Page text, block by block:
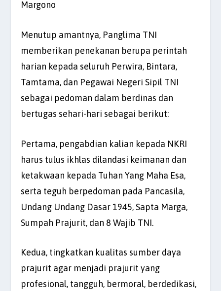
Margono
Menutup amantnya, Panglima TNI
memberikan penekanan berupa perintah
harian kepada seluruh Perwira, Bintara,
Tamtama, dan Pegawai Negeri Sipil TNI
sebagai pedoman dalam berdinas dan
bertugas sehari-hari sebagai berikut:
Pertama, pengabdian kalian kepada NKRI
harus tulus ikhlas dilandasi keimanan dan
ketakwaan kepada Tuhan Yang Maha Esa,
serta teguh berpedoman pada Pancasila,
Undang Undang Dasar 1945, Sapta Marga,
Sumpah Prajurit, dan 8 Wajib TNI.
Kedua, tingkatkan kualitas sumber daya
prajurit agar menjadi prajurit yang
profesional, tangguh, bermoral, berdedikasi,